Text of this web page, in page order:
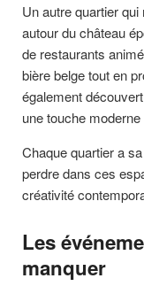
Un autre quartier
autour du château
de restaurants
bière belge tout en
également
une touche
Chaque quartier a
perdre dans ces
créativité
Les
manquer